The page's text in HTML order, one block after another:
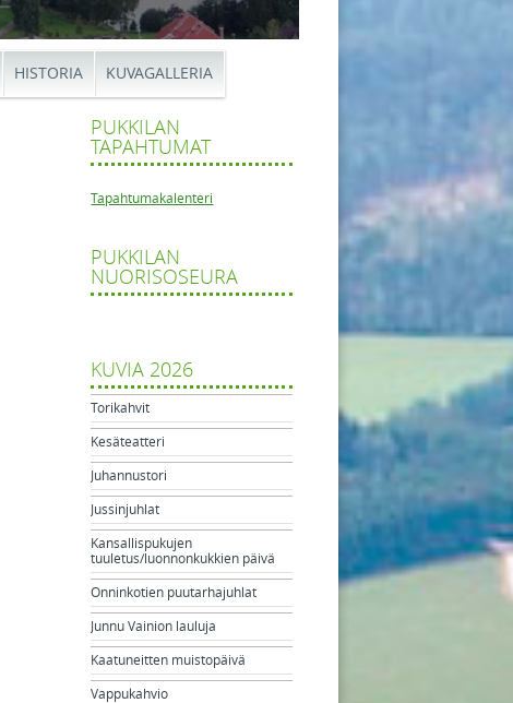
HISTORIA KUVAGALLERIA
Artikkelien navigaatio
PUKKILAN
TAPAHTUMAT
Tapahtumakalenteri
PUKKILAN
NUORISOSEURA
KUVIA 2026
Torikahvit
Kesäteatteri
Juhannustori
Jussinjuhlat
Kansallispukujen
tuuletus/luonnonkukkien päivä
Onninkotien puutarhajuhlat
Junnu Vainion lauluja
Kaatuneitten muistopäivä
Vappukahvio